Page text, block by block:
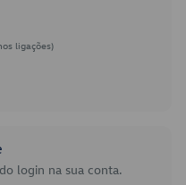
ligações)
login na sua conta.